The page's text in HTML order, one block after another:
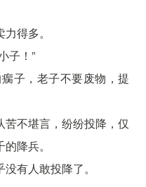
得多。
子！”
子，老子不要废物，提
不堪言，纷纷投降，仅
降兵。
有人敢投降了。